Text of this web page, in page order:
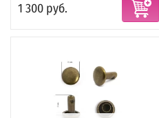
1 300 руб.